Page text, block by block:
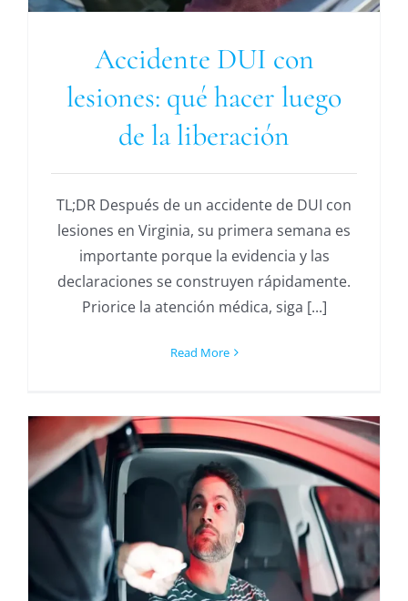
Accidente DUI con
lesiones: qué hacer luego
de la liberación
TL;DR Después de un accidente de DUI con
lesiones en Virginia, su primera semana es
importante porque la evidencia y las
declaraciones se construyen rápidamente.
Priorice la atención médica, siga [...]
Read More